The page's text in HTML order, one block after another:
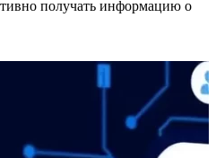
получать информацию о